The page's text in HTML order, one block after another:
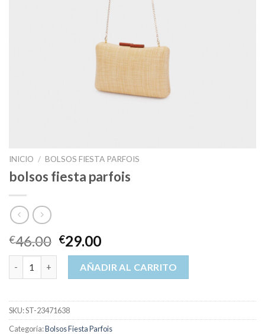
INICIO / BOLSOS FIESTA PARFOIS
bolsos fiesta parfois
€46.00 €29.00
bolsos fiesta parfois cantidadAÑADIR AL CARRITO
SKU:ST-23471638
Categoría:Bolsos Fiesta Parfois